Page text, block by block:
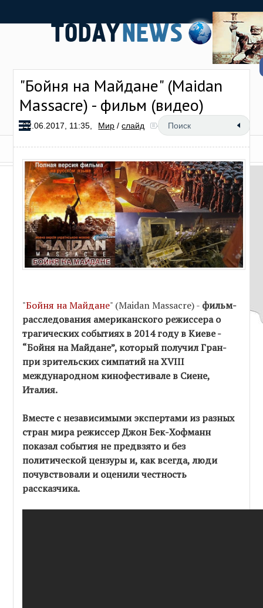
"Бойня на Майдане" (Maidan
Massacre) - фильм (видео)
22.06.2017, 11:35, Мир /слайд
"Бойня на Майдане" (Maidan Massacre) - фильм-
расследования американского режиссера о
трагических событиях в 2014 году в Киеве -
“Бойня на Майдане”, который получил Гран-
при зрительских симпатий на XVIII
международном кинофестивале в Сиене,
Италия.
Вместе с независимыми экспертами из разных
стран мира режиссер Джон Бек-Хофманн
показал события не предвзято и без
политической цензуры и, как всегда, люди
почувствовали и оценили честность
рассказчика.